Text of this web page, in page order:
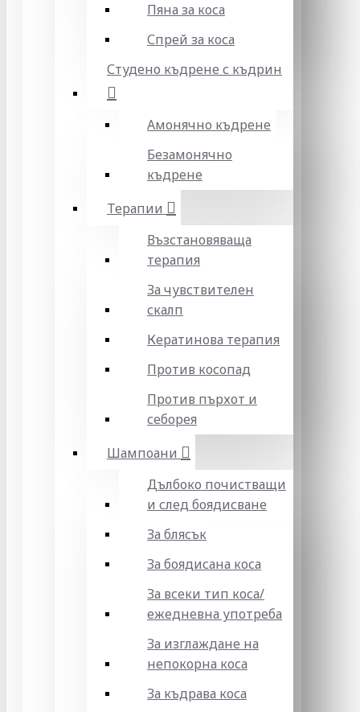
Пяна за коса
Спрей за коса
Студено къдрене с къдрин
Амонячно къдрене
Безамонячно
къдрене
Терапии
Възстановяваща
терапия
За чувствителен
скалп
Кератинова терапия
Против косопад
Против пърхот и
себорея
Шампоани
Дълбоко почистващи
и след боядисване
За блясък
За боядисана коса
За всеки тип коса/
ежедневна употреба
За изглаждане на
непокорна коса
За къдрава коса